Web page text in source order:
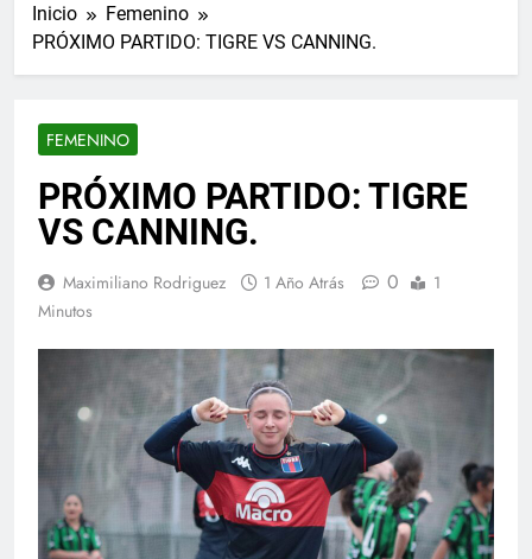
Inicio
Femenino
PRÓXIMO PARTIDO: TIGRE VS CANNING.
FEMENINO
PRÓXIMO PARTIDO: TIGRE
VS CANNING.
Maximiliano Rodriguez 1 Año Atrás 0
1
Minutos